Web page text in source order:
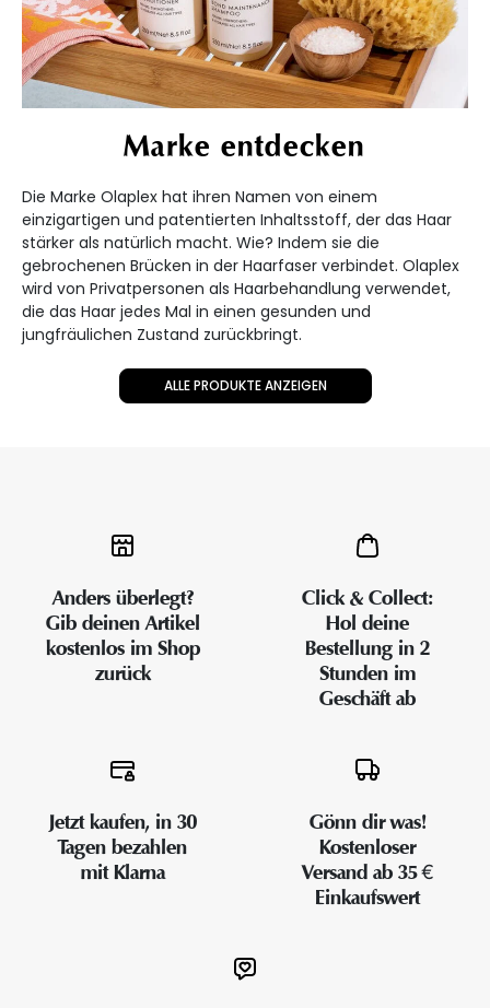
Marke entdecken
Die Marke Olaplex hat ihren Namen von einem
einzigartigen und patentierten Inhaltsstoff, der das Haar
stärker als natürlich macht. Wie? Indem sie die
gebrochenen Brücken in der Haarfaser verbindet. Olaplex
wird von Privatpersonen als Haarbehandlung verwendet,
die das Haar jedes Mal in einen gesunden und
jungfräulichen Zustand zurückbringt.
ALLE PRODUKTE ANZEIGEN
Anders überlegt?
Gib deinen Artikel
kostenlos im Shop
zurück
Click & Collect:
Hol deine
Bestellung in 2
Stunden im
Geschäft ab
Jetzt kaufen, in 30
Tagen bezahlen
mit Klarna
Gönn dir was!
Kostenloser
Versand ab 35 €
Einkaufswert